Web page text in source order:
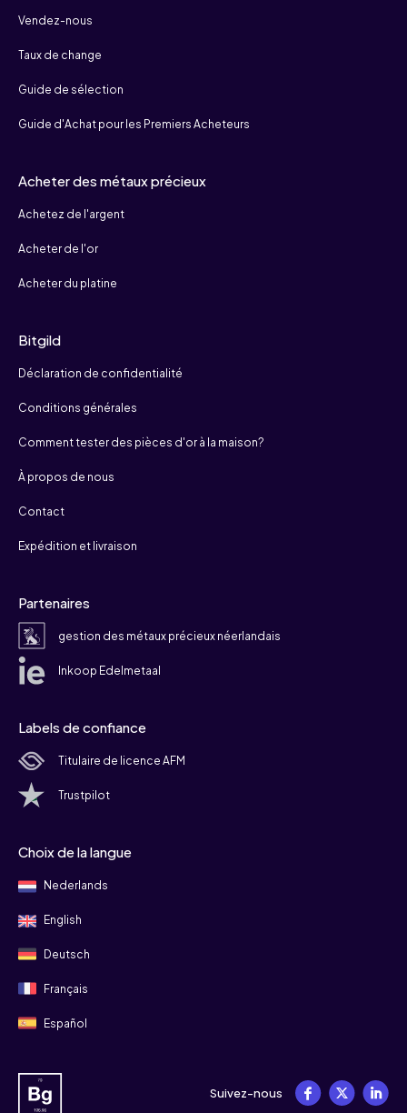
Vendez-nous
Taux de change
Guide de sélection
Guide d'Achat pour les Premiers Acheteurs
Acheter des métaux précieux
Achetez de l'argent
Acheter de l'or
Acheter du platine
Bitgild
Déclaration de confidentialité
Conditions générales
Comment tester des pièces d'or à la maison?
À propos de nous
Contact
Expédition et livraison
Partenaires
gestion des métaux précieux néerlandais
Inkoop Edelmetaal
Labels de confiance
Titulaire de licence AFM
Trustpilot
Choix de la langue
Nederlands
English
Deutsch
Français
Español
Suivez-nous